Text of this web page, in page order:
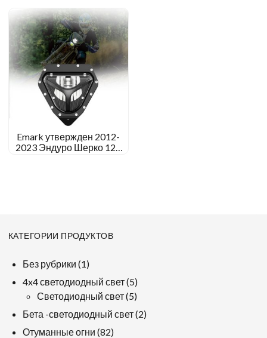
Emark утвержден 2012-
2023 Эндуро Шерко 125
КАТЕГОРИИ ПРОДУКТОВ
Без рубрики 11
продукт
4x4 светодиодный свет 55
продукция
Светодиодный свет 55
продукция
Бета -светодиодный свет 22
Отуманные огни 8282